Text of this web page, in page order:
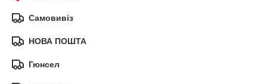
Самовивіз
НОВА ПОШТА
Гюнсел